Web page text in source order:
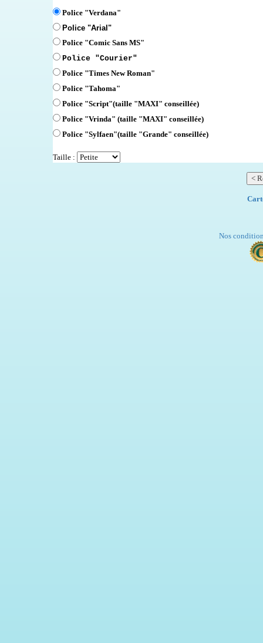
Police "Verdana"
Police "Arial"
Police "Comic Sans MS"
Police "Courier"
Police "Times New Roman"
Police "Tahoma"
Police "Script"(taille "MAXI" conseillée)
Police "Vrinda" (taille "MAXI" conseillée)
Police "Sylfaen"(taille "Grande" conseillée)
Taille :
Nos